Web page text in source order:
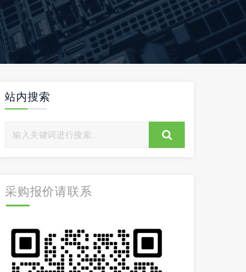
站内搜索
采购报价请联系